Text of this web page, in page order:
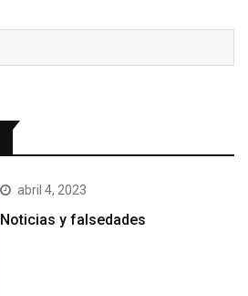
abril 4, 2023
Noticias y falsedades